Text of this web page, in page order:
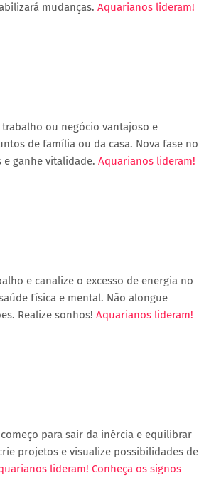
mudanças. Aquarianos lideram!
ou negócio vantajoso e
de família ou da casa. Nova fase no
ganhe vitalidade. Aquarianos lideram!
e canalize o excesso de energia no
física e mental. Não alongue
Realize sonhos! Aquarianos lideram!
para sair da inércia e equilibrar
projetos e visualize possibilidades de
lideram! Conheça os signos